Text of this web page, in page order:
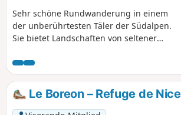
Sehr schöne Rundwanderung in einem
der unberührtesten Täler der Südalpen.
Sie bietet Landschaften von seltener
Umgebung. Die Berghütte lädt zu einer
willkommenen Pause ein. Achten Sie auf
die Tierwelt: Gämsen, Murmeltiere
(außerhalb der Winterruhe) und
Steinböcke.
Le Boreon – Refuge de Nice